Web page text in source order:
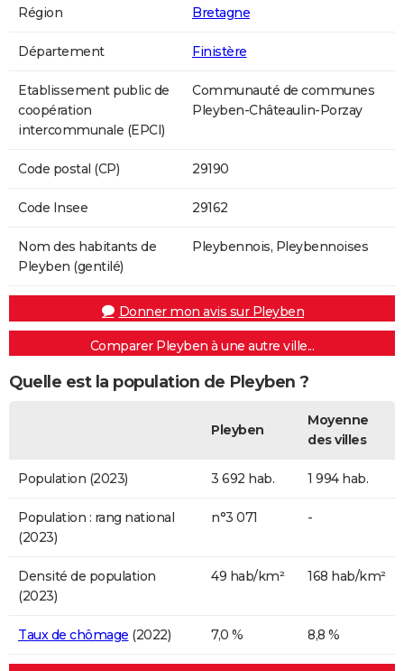
Région Bretagne
Département Finistère
Etablissement public de
coopération
intercommunale (EPCI)
Communauté de communes
Pleyben-Châteaulin-Porzay
Code postal (CP) 29190
Code Insee 29162
Nom des habitants de
Pleyben (gentilé)
Pleybennois, Pleybennoises
Donner mon avis sur Pleyben
Comparer Pleyben à une autre ville...
Quelle est la population de Pleyben ?
Pleyben
Moyenne
des villes
Population (2023) 3 692 hab. 1 994 hab.
Population : rang national
(2023)
n°3 071 -
Densité de population
(2023)
49 hab/km² 168 hab/km²
Taux de chômage (2022) 7,0 % 8,8 %